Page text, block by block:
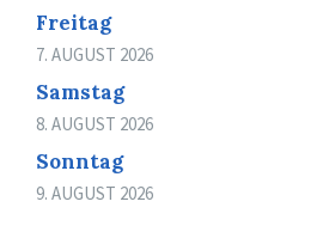
Freitag
7. AUGUST 2026
Samstag
8. AUGUST 2026
Sonntag
9. AUGUST 2026